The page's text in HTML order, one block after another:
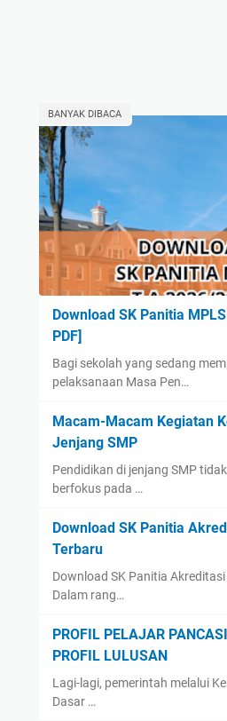
BANYAK DIBACA
Download SK Panitia
PDF]
Bagi sekolah yang sedang
pelaksanaan Masa Pen…
Macam-Macam Kegiatan
Jenjang SMP
Pendidikan di jenjang SMP
berfokus pada …
Download SK Panitia
Terbaru
Download SK Panitia Akreditasi
Dalam rang…
PROFIL PELAJAR
PROFIL LULUSAN
Lagi-lagi, pemerintah melalui
Dasar …